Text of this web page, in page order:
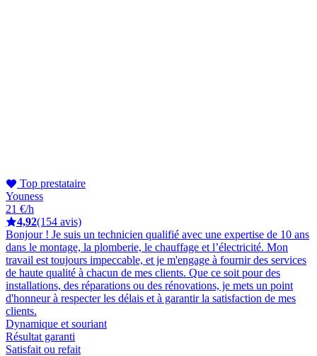
Top prestataire
Youness
21 €/h
4,92(154 avis)
Bonjour ! Je suis un technicien qualifié avec une expertise de 10 ans
dans le montage, la plomberie, le chauffage et l’électricité. Mon
travail est toujours impeccable, et je m'engage à fournir des services
de haute qualité à chacun de mes clients. Que ce soit pour des
installations, des réparations ou des rénovations, je mets un point
d'honneur à respecter les délais et à garantir la satisfaction de mes
clients.
Dynamique et souriant
Résultat garanti
Satisfait ou refait